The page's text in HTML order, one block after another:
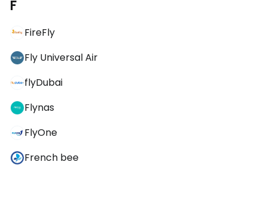
F
FireFly
Fly Universal Air
flyDubai
Flynas
FlyOne
French bee